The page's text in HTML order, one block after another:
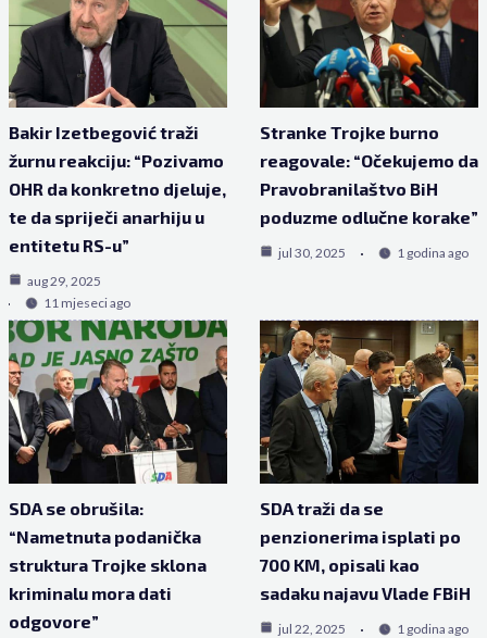
Bakir Izetbegović traži
žurnu reakciju: “Pozivamo
OHR da konkretno djeluje,
te da spriječi anarhiju u
entitetu RS-u”
aug 29, 2025
11 mjeseci ago
Stranke Trojke burno
reagovale: “Očekujemo da
Pravobranilaštvo BiH
poduzme odlučne korake”
jul 30, 2025 1 godina ago
SDA se obrušila:
“Nametnuta podanička
struktura Trojke sklona
kriminalu mora dati
odgovore”
SDA traži da se
penzionerima isplati po
700 KM, opisali kao
sadaku najavu Vlade FBiH
jul 22, 2025 1 godina ago